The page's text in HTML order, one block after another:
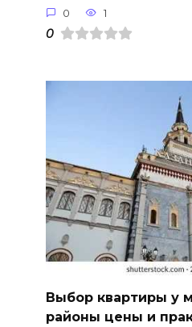
0 1
0
Выбор квартиры у
районы цены и